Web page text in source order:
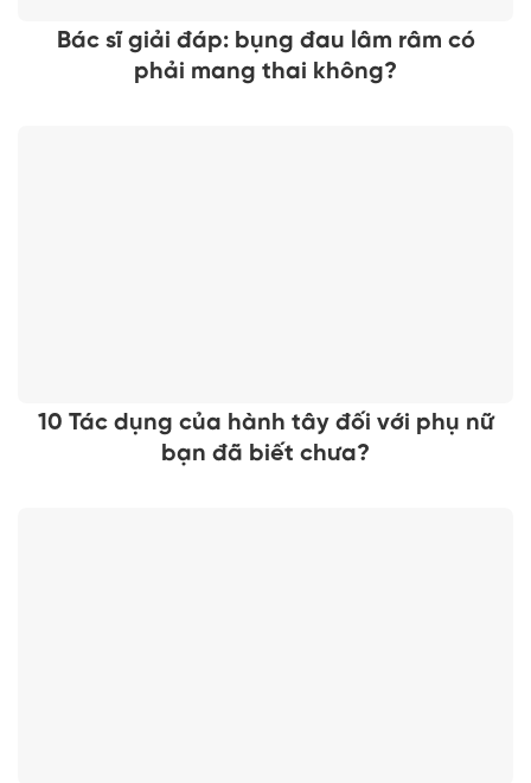
Bác sĩ giải đáp: bụng đau lâm râm có
phải mang thai không?
10 Tác dụng của hành tây đối với phụ nữ
bạn đã biết chưa?